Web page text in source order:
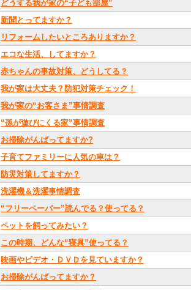
どうする我が家の“子ども部屋”
新聞とってますか？
リフォームしたいところありますか？
エコな生活、してますか？
赤ちゃんの事故対策、どうしてる？
我が家は大丈夫？防犯対策チェック！
我が家の“お客さま”事情調査
“孫が遊びにくる家”事情調査
お掃除がんばってますか?
子育てファミリーに人気の車は？
防災対策してますか？
洗濯機＆洗濯事情調査
“フリーペーパー”読んでる？使ってる？
ペットを飼ってみたい？
この時期、どんな“寝具”使ってる？
映画やビデオ・ＤＶＤを見ていますか？
お掃除がんばってますか？